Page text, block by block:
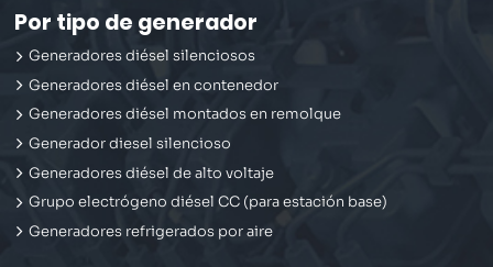
Por tipo de generador
Generadores diésel silenciosos
Generadores diésel en contenedor
Generadores diésel montados en remolque
Generador diesel silencioso
Generadores diésel de alto voltaje
Grupo electrógeno diésel CC (para estación base)
Generadores refrigerados por aire